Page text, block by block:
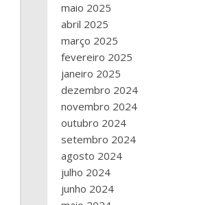
maio 2025
abril 2025
março 2025
fevereiro 2025
janeiro 2025
dezembro 2024
novembro 2024
outubro 2024
setembro 2024
agosto 2024
julho 2024
junho 2024